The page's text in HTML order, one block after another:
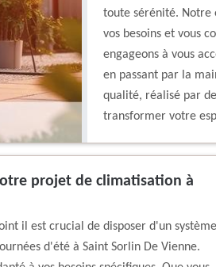
toute sérénité. Notre
vos besoins et vous
engageons à vous
en passant par la
qualité, réalisé par
transformer votre
projet de climatisation à
il est crucial de disposer d'un système
d'été à Saint Sorlin De Vienne.